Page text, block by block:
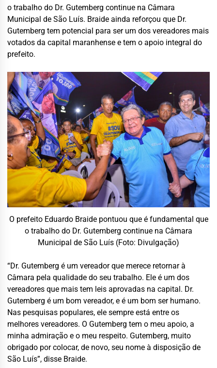
o trabalho do Dr. Gutemberg continue na Câmara
Municipal de São Luís. Braide ainda reforçou que Dr.
Gutemberg tem potencial para ser um dos vereadores mais
votados da capital maranhense e tem o apoio integral do
prefeito.
O prefeito Eduardo Braide pontuou que é fundamental que
o trabalho do Dr. Gutemberg continue na Câmara
Municipal de São Luís (Foto: Divulgação)
“Dr. Gutemberg é um vereador que merece retornar à
Câmara pela qualidade do seu trabalho. Ele é um dos
vereadores que mais tem leis aprovadas na capital. Dr.
Gutemberg é um bom vereador, e é um bom ser humano.
Nas pesquisas populares, ele sempre está entre os
melhores vereadores. O Gutemberg tem o meu apoio, a
minha admiração e o meu respeito. Gutemberg, muito
obrigado por colocar, de novo, seu nome à disposição de
São Luís”, disse Braide.